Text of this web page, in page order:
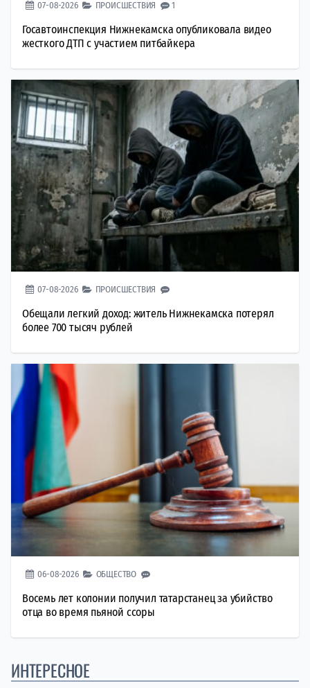
07-08-2026 ПРОИСШЕСТВИЯ 1
Госавтоинспекция Нижнекамска опубликовала видео
жесткого ДТП с участием питбайкера
07-08-2026 ПРОИСШЕСТВИЯ
Обещали легкий доход: житель Нижнекамска потерял
более 700 тысяч рублей
06-08-2026 ОБЩЕСТВО
Восемь лет колонии получил татарстанец за убийство
отца во время пьяной ссоры
ИНТЕРЕСНОЕ